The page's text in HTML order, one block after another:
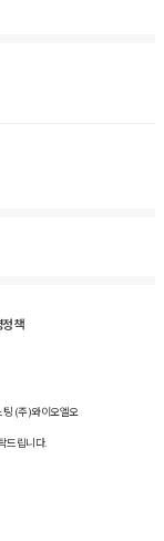
책
팅 (주)와이오엘오
드립니다.